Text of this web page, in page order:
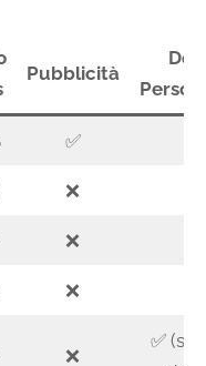
Pubblicità
✅
❌
❌
❌
❌
✅